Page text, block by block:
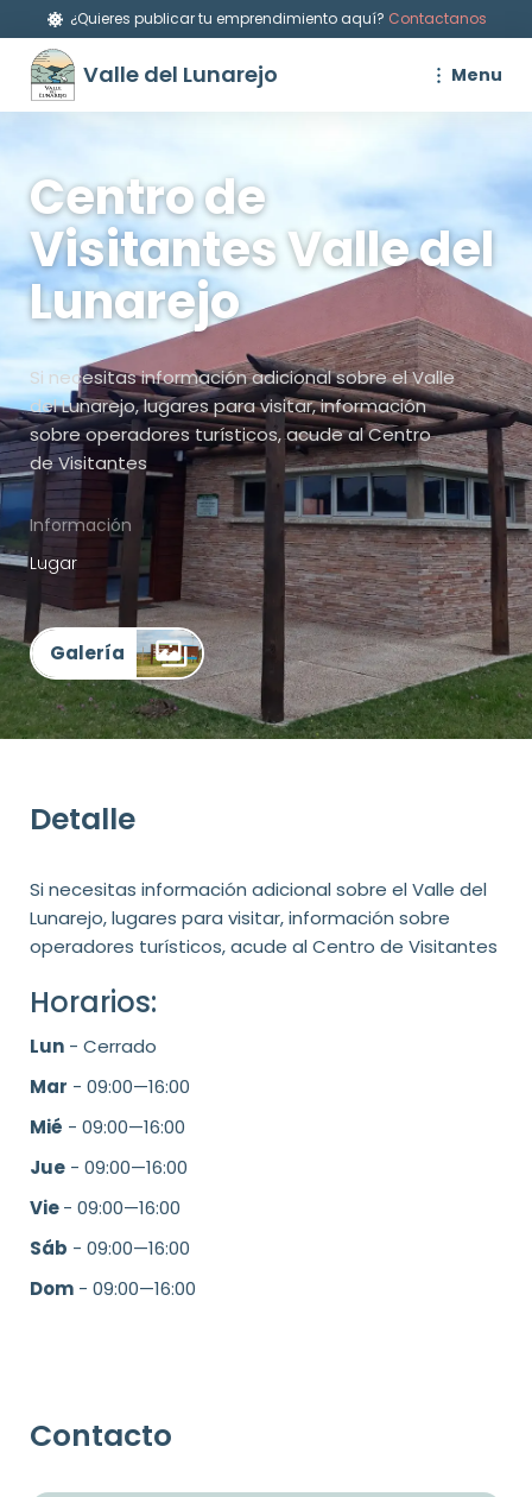
¿Quieres publicar tu emprendimiento aquí? Contactanos
Valle del Lunarejo Menu
Centro de
Visitantes Valle del
Lunarejo
Si necesitas información adicional sobre el Valle
del Lunarejo, lugares para visitar, información
sobre operadores turísticos, acude al Centro
de Visitantes
Información
Lugar
Galería
Detalle
Si necesitas información adicional sobre el Valle del
Lunarejo, lugares para visitar, información sobre
operadores turísticos, acude al Centro de Visitantes
Horarios:
Lun - Cerrado
Mar - 09:00—16:00
Mié - 09:00—16:00
Jue - 09:00—16:00
Vie- 09:00—16:00
Sáb - 09:00—16:00
Dom - 09:00—16:00
Contacto